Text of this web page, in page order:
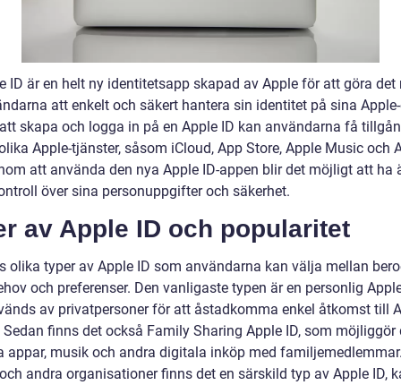
ID är en helt ny identitetsapp skapad av Apple för att göra
att enkelt och säkert hantera sin identitet på sina
skapa och logga in på en Apple ID kan användarna få
Apple-tjänster, såsom iCloud, App Store, Apple Music och
att använda den nya Apple ID-appen blir det möjligt att ha
över sina personuppgifter och säkerhet.
av Apple ID och popularitet
olika typer av Apple ID som användarna kan välja mellan
och preferenser. Den vanligaste typen är en personlig
av privatpersoner för att åstadkomma enkel åtkomst till
Sedan finns det också Family Sharing Apple ID, som möjliggör
appar, musik och andra digitala inköp med
andra organisationer finns det en särskild typ av Apple ID,